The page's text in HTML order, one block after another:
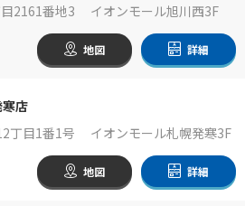
2161番地3 イオンモール旭川西3F
地図 詳細
店
丁目1番1号 イオンモール札幌発寒3F
地図 詳細